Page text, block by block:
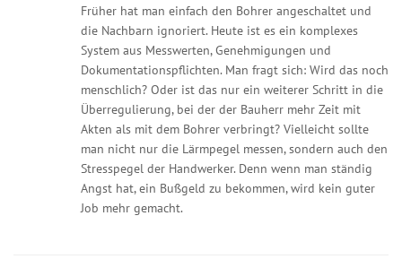
Früher hat man einfach den Bohrer angeschaltet und
die Nachbarn ignoriert. Heute ist es ein komplexes
System aus Messwerten, Genehmigungen und
Dokumentationspflichten. Man fragt sich: Wird das noch
menschlich? Oder ist das nur ein weiterer Schritt in die
Überregulierung, bei der der Bauherr mehr Zeit mit
Akten als mit dem Bohrer verbringt? Vielleicht sollte
man nicht nur die Lärmpegel messen, sondern auch den
Stresspegel der Handwerker. Denn wenn man ständig
Angst hat, ein Bußgeld zu bekommen, wird kein guter
Job mehr gemacht.